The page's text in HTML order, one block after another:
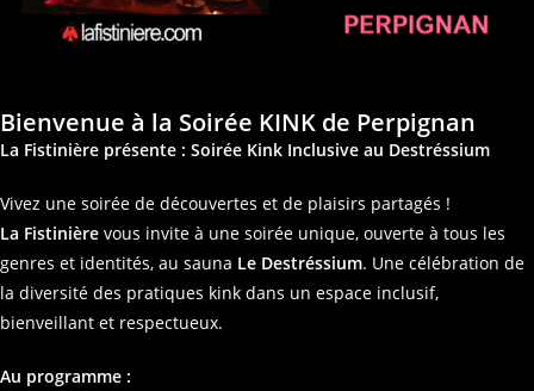
Bienvenue à la Soirée KINK de Perpignan
La Fistinière présente : Soirée Kink Inclusive au Destréssium
Vivez une soirée de découvertes et de plaisirs partagés !
La Fistinière vous invite à une soirée unique, ouverte à tous les
genres et identités, au sauna Le Destréssium. Une célébration de
la diversité des pratiques kink dans un espace inclusif,
bienveillant et respectueux.
Au programme :